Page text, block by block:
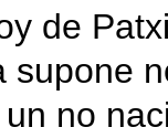
de
supone
no